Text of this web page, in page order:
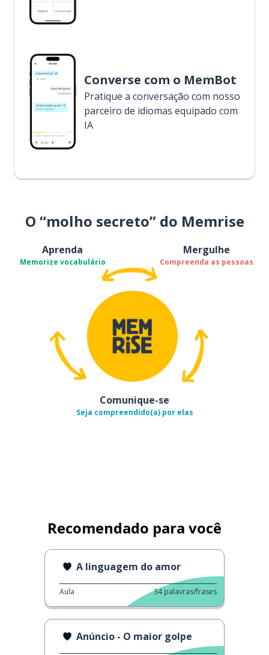
Converse com o MemBot
Pratique a conversação com nosso
parceiro de idiomas equipado com
IA
O “molho secreto” do Memrise
Aprenda
Memorize vocabulário
Mergulhe
Compreenda as pessoas
Comunique-se
Seja compreendido(a) por elas
Recomendado para você
A linguagem do amor
Aula 34 palavras/frases
Anúncio - O maior golpe